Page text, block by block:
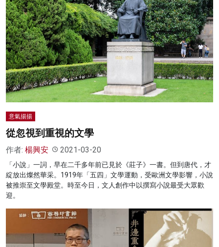
意氣揚揚
從忽視到重視的文學
作者: 楊興安 2021-03-20
「小說」一詞，早在二千多年前已見於《莊子》一書。但到唐代，才
綻放出燦然華采。1919年「五四」文學運動，受歐洲文學影響，小說
被推崇至文學殿堂。時至今日，文人創作中以撰寫小說最受大眾歡
迎。